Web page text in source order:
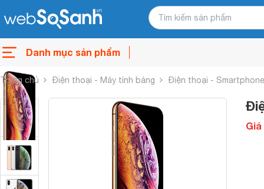
Danh mục sản phẩm
Trang chủ Điện thoại - Máy tính bảng Điện thoại - Smartphone
Giá